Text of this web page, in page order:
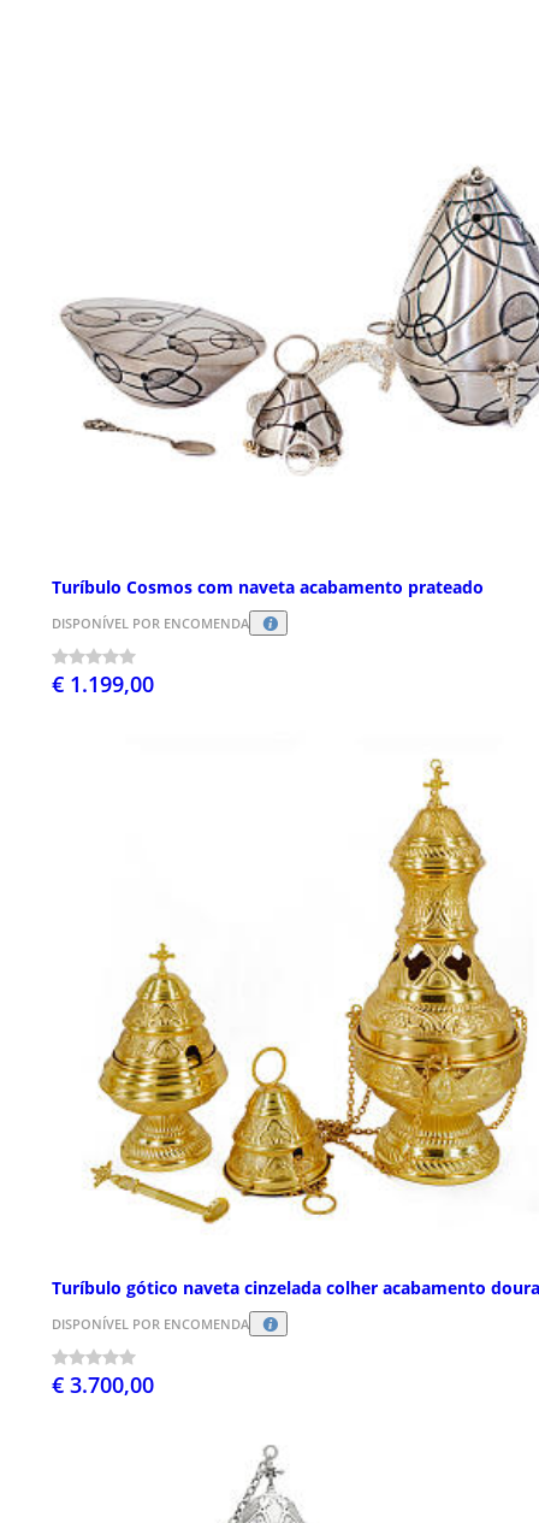
Turíbulo Cosmos com naveta acabamento prateado
DISPONÍVEL POR ENCOMENDA
€ 1.199,00
Turíbulo gótico naveta cinzelada colher acabamento
DISPONÍVEL POR ENCOMENDA
€ 3.700,00